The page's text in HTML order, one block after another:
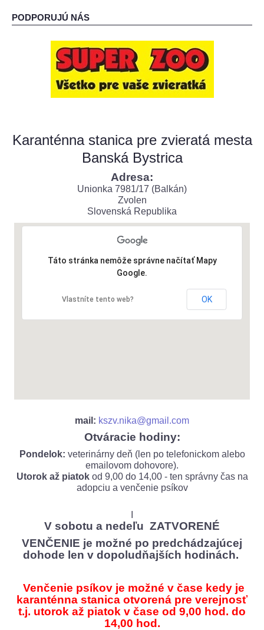
PODPORUJÚ NÁS
Karanténna stanica pre zvieratá mesta
Banská Bystrica
Adresa:
Unionka 7981/17 (Balkán)
Zvolen
Slovenská Republika
Táto stránka nemôže správne načítať Mapy
Google.
Vlastníte tento web? OK
mail: kszv.nika@gmail.com
Otváracie hodiny:
Pondelok: veterinárny deň (len po telefonickom alebo
emailovom dohovore).
Utorok až piatokod 9,00 do 14,00 - ten správny čas na
adopciu a venčenie psíkov
V sobotu a nedeľu ZATVORENÉ
VENČENIE je možné po predchádzajúcej
dohode len v dopoludňajších hodinách.
Venčenie psíkov je možné v čase kedy je
karanténna stanica otvorená pre verejnosť
t.j. utorok až piatok v čase od 9,00 hod. do
14,00 hod.